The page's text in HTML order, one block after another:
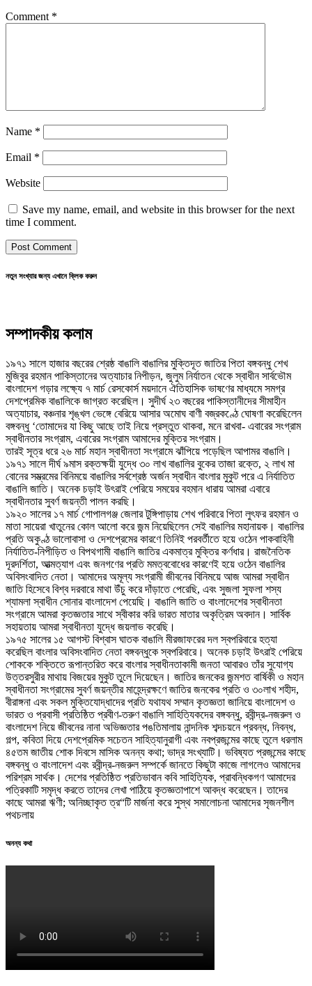
Comment *
Name *
Email *
Website
Save my name, email, and website in this browser for the next
time I comment.
নতুন সংখ্যার জন্য এখানে ক্লিক করুন
সম্পাদকীয় কলাম
১৯৭১ সালে হাজার বছরের শ্রেষ্ঠ বাঙালি বাঙালির মুক্তিদূত জাতির পিতা বঙ্গবন্ধু শেখ
মুজিবুর রহমান পাকিস্তানের অত্যাচার নিপীড়ন, জুলুম নির্যাতন থেকে স্বাধীন সার্বভৌম
বাংলাদেশ গড়ার লক্ষ্যে ৭ মার্চ রেসকোর্স ময়দানে ঐতিহাসিক ভাষণের মাধ্যমে সমগ্র
দেশপ্রেমিক বাঙালিকে জাগ্রত করেছিল। সুদীর্ঘ ২৩ বছরের পাকিস্তানীদের সীমাহীন
অত্যাচার, বঞ্চনার শৃঙ্খল ভেঙ্গে বেরিয়ে আসার অমোঘ বাণী বজ্রকণ্ঠে ঘোষণা করেছিলেন
বঙ্গবন্ধু ‘তোমাদের যা কিছু আছে তাই নিয়ে প্রস্তুত থাকবা, মনে রাখবা- এবারের সংগ্রাম
স্বাধীনতার সংগ্রাম, এবারের সংগ্রাম আমাদের মুক্তির সংগ্রাম।
তারই সূত্র ধরে ২৬ মার্চ মহান স্বাধীনতা সংগ্রামে ঝাঁপিয়ে পড়েছিল আপামর বাঙালি।
১৯৭১ সালে দীর্ঘ ৯মাস রক্তক্ষয়ী যুদ্ধে ৩০ লাখ বাঙালির বুকের তাজা রক্তে, ২ লাখ মা
বোনের সম্ভ্রমের বিনিময়ে বাঙালির সর্বশ্রেষ্ঠ অর্জন স্বাধীন বাংলার মুকুট পরে এ নির্যাতিত
বাঙালি জাতি। অনেক চড়াই উৎরাই পেরিয়ে সময়ের বহমান ধারায় আমরা এবারে
স্বাধীনতার সুবর্ণ জয়ন্তী পালন করছি।
১৯২০ সালের ১৭ মার্চ গোপালগঞ্জ জেলার টুঙ্গিপাড়ায় শেখ পরিবারে পিতা লুৎফর রহমান ও
মাতা সায়েরা খাতুনের কোল আলো করে জন্ম নিয়েছিলেন সেই বাঙালির মহানায়ক। বাঙালির
প্রতি অকুণ্ঠ ভালোবাসা ও দেশপ্রেমের কারণে তিনিই পরবর্তীতে হয়ে ওঠেন পাকবাহিনী
নির্যাতিত-নিপীড়িত ও বিপথগামী বাঙালি জাতির একমাত্র মুক্তির কর্ণধার। রাজনৈতিক
দূরদর্শিতা, আত্মত্যাগ এবং জনগণের প্রতি মমত্ববোধের কারণেই হয়ে ওঠেন বাঙালির
অবিসংবাদিত নেতা। আমাদের অমূল্য সংগ্রামী জীবনের বিনিময়ে আজ আমরা স্বাধীন
জাতি হিসেবে বিশ্ব দরবারে মাথা উঁচু করে দাঁড়াতে পেরেছি, এবং সুজলা সুফলা শস্য
শ্যামলা স্বাধীন সোনার বাংলাদেশ পেয়েছি। বাঙালি জাতি ও বাংলাদেশের স্বাধীনতা
সংগ্রামে আমরা কৃতজ্ঞতার সাথে স্বীকার করি ভারত মাতার অকৃত্রিম অবদান। সার্বিক
সহায়তায় আমরা স্বাধীনতা যুদ্ধে জয়লাভ করেছি।
১৯৭৫ সালের ১৫ আগস্ট বিশ্বাস ঘাতক বাঙালি মীরজাফরের দল স্বপরিবারে হত্যা
করেছিল বাংলার অবিসংবাদিত নেতা বঙ্গবন্ধুকে স্বপরিবারে। অনেক চড়াই উৎরাই পেরিয়ে
শোককে শক্তিতে রূপান্তরিত করে বাংলার স্বাধীনতাকামী জনতা আবারও তাঁর সুযোগ্য
উত্তরসুরীর মাথায় বিজয়ের মুকুট তুলে দিয়েছেন। জাতির জনকের জন্মশত বার্ষিকী ও মহান
স্বাধীনতা সংগ্রামের সুবর্ণ জয়ন্তীর মাহেন্দ্রক্ষণে জাতির জনকের প্রতি ও ৩০লাখ শহীদ,
বীরাঙ্গনা এবং সকল মুক্তিযোদ্ধাদের প্রতি যথাযথ সম্মান কৃতজ্ঞতা জানিয়ে বাংলাদেশ ও
ভারত ও প্রবাসী প্রতিষ্ঠিত প্রবীণ-তরুণ বাঙালি সাহিত্যিকদের বঙ্গবন্ধু, রবীন্দ্র-নজরুল ও
বাংলাদেশ নিয়ে জীবনের নানা অভিজ্ঞতার পঙতিমালায় নান্দনিক শব্দচয়নে প্রবন্ধ, নিবন্ধ,
গল্প, কবিতা দিয়ে দেশপ্রেমিক সচেতন সাহিত্যানুরাগী এবং নবপ্রজন্মের কাছে তুলে ধরলাম
৪৫তম জাতীয় শোক দিবসে মাসিক অনন্য কথা; ভাদ্র সংখ্যাটি। ভবিষ্যত প্রজন্মের কাছে
বঙ্গবন্ধু ও বাংলাদেশ এবং রবীন্দ্র-নজরুল সম্পর্কে জানতে কিছুটা কাজে লাগলেও আমাদের
পরিশ্রম সার্থক। দেশের প্রতিষ্ঠিত প্রতিভাবান কবি সাহিত্যিক, প্রাবন্ধিকগণ আমাদের
পত্রিকাটি সমৃদ্ধ করতে তাদের লেখা পাঠিয়ে কৃতজ্ঞতাপাশে আবদ্ধ করেছেন। তাদের
কাছে আমরা ঋণী; অনিচ্ছাকৃত ত্র“টি মার্জনা করে সুস্থ সমালোচনা আমাদের সৃজনশীল
পথচলায়
অনন্য কথা